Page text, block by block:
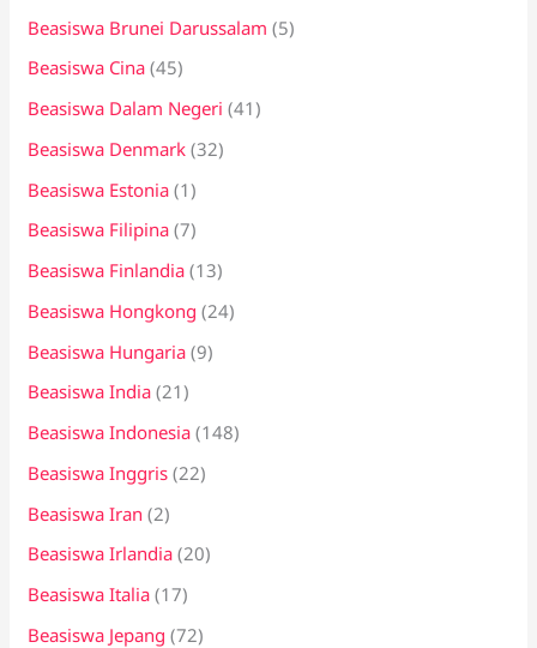
Beasiswa Brunei Darussalam (5)
Beasiswa Cina (45)
Beasiswa Dalam Negeri (41)
Beasiswa Denmark (32)
Beasiswa Estonia (1)
Beasiswa Filipina (7)
Beasiswa Finlandia (13)
Beasiswa Hongkong (24)
Beasiswa Hungaria (9)
Beasiswa India (21)
Beasiswa Indonesia (148)
Beasiswa Inggris (22)
Beasiswa Iran (2)
Beasiswa Irlandia (20)
Beasiswa Italia (17)
Beasiswa Jepang (72)